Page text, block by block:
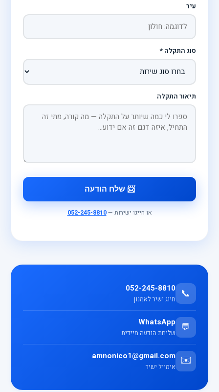
עיר
סוג התקלה *
תיאור התקלה
📨 שלח הודעה
או חייגו ישירות —052-245-8810
📞
052-245-8810
חיוג ישיר לאמנון
💬
WhatsApp
שליחת הודעה מיידית
✉️
amnonico1@gmail.com
אימייל ישיר